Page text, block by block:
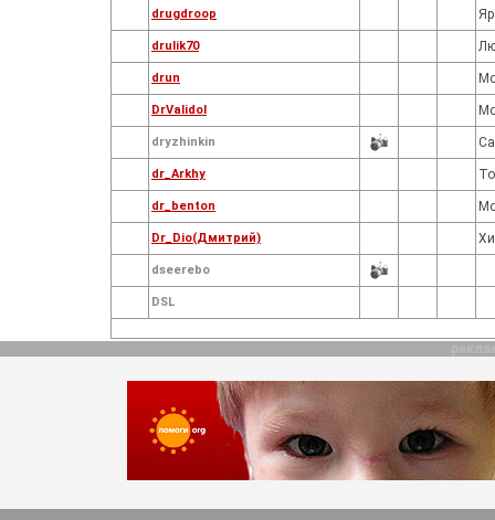
drugdroop
drulik70
drun
DrValidol
dryzhinkin
dr_Arkhy
dr_benton
Dr_Dio(Дмитрий)
dseerebo
DSL